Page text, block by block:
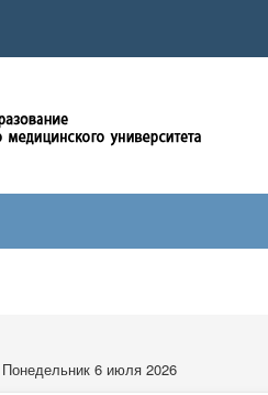
Понедельник 6 июля 2026